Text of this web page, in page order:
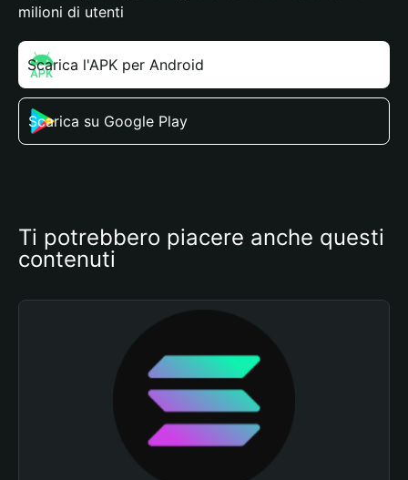
milioni di utenti
Scarica l'APK per Android
Scarica su Google Play
Ti potrebbero piacere anche questi
contenuti